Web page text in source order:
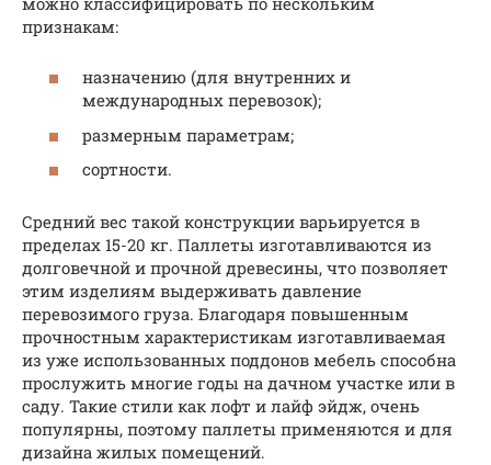
признакам:
назначению (для внутренних и
международных перевозок);
размерным параметрам;
сортности.
Средний вес такой конструкции варьируется в
пределах 15-20 кг. Паллеты изготавливаются из
долговечной и прочной древесины, что позволяет
этим изделиям выдерживать давление
перевозимого груза. Благодаря повышенным
прочностным характеристикам изготавливаемая
из уже использованных поддонов мебель способна
прослужить многие годы на дачном участке или в
саду. Такие стили как лофт и лайф эйдж, очень
популярны, поэтому паллеты применяются и для
дизайна жилых помещений.